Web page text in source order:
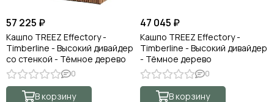
57 225 ₽
Кашпо TREEZ Effectory -
Timberline - Высокий дивайдер
со стенкой - Тёмное дерево
0
В корзину
47 045 ₽
Кашпо TREEZ Effectory -
Timberline - Высокий дивайдер
- Тёмное дерево
0
В корзину